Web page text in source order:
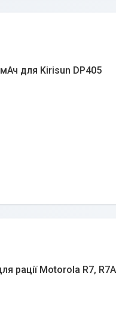
для Kirisun DP405
рації Motorola R7,